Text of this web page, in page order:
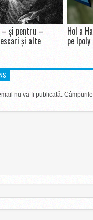
– și pentru –
și alte
Hol a
pe Ipoly
nu va fi publicată.